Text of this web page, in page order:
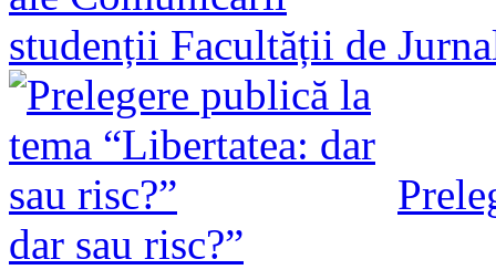
studenții Facultății de
dar sau risc?”